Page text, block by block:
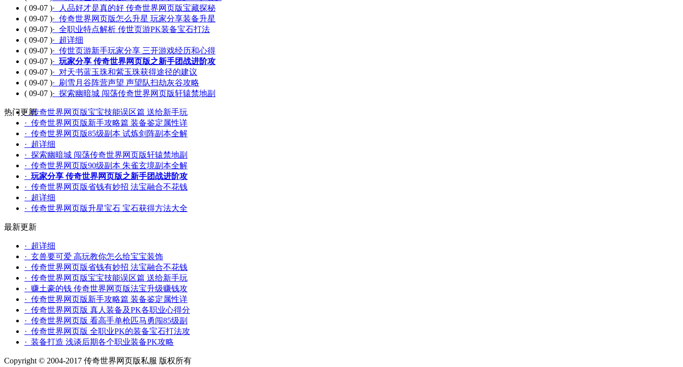
( 09-07 )· 人品好才是真的好 传奇世界网页版宝藏探秘
( 09-07 )· 传奇世界网页版怎么升星 玩家分享装备升星
( 09-07 )· 全职业特点解析 传世页游PK装备宝石打法
( 09-07 )· 超详细
( 09-07 )· 传世页游新手玩家分享 三开游戏经历和心得
( 09-07 )· 玩家分享 传奇世界网页版之新手团战进阶攻
( 09-07 )· 对天书蓝玉珠和紫玉珠获得途径的建议
( 09-07 )· 刷雪月谷阵营声望 声望队扫劫灰谷攻略
( 09-07 )· 探索幽暗城 闯荡传奇世界网页版轩辕禁地副
热门更新· 传奇世界网页版宝宝技能误区篇 送给新手玩
· 传奇世界网页版新手攻略篇 装备鉴定属性详
· 传奇世界网页版85级副本 试炼剑阵副本全解
· 超详细
· 探索幽暗城 闯荡传奇世界网页版轩辕禁地副
· 传奇世界网页版90级副本 朱雀玄境副本全解
· 玩家分享 传奇世界网页版之新手团战进阶攻
· 传奇世界网页版省钱有妙招 法宝融合不花钱
· 超详细
· 传奇世界网页版升星宝石 宝石获得方法大全
最新更新
· 超详细
· 玄兽要可爱 高玩教你怎么给宝宝装饰
· 传奇世界网页版省钱有妙招 法宝融合不花钱
· 传奇世界网页版宝宝技能误区篇 送给新手玩
· 赚土豪的钱 传奇世界网页版法宝升级赚钱攻
· 传奇世界网页版新手攻略篇 装备鉴定属性详
· 传奇世界网页版 真人装备及PK各职业心得分
· 传奇世界网页版 看高手单枪匹马勇闯85级副
· 传奇世界网页版 全职业PK的装备宝石打法攻
· 装备打造 浅谈后期各个职业装备PK攻略
Copyright © 2004-2017 传奇世界网页版私服 版权所有